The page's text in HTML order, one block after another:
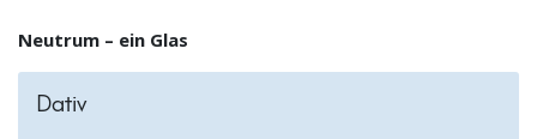
Neutrum – ein Glas
Dativ